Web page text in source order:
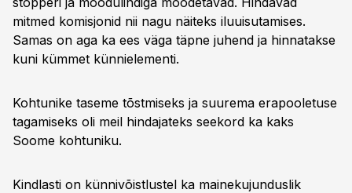
mitmed komisjonid nii nagu näiteks iluuisutamises.
Samas on aga ka ees väga täpne juhend ja hinnatakse
kuni kümmet künnielementi.
Kohtunike taseme tõstmiseks ja suurema erapooletuse
tagamiseks oli meil hindajateks seekord ka kaks
Soome kohtuniku.
Kindlasti on künnivõistlustel ka mainekujunduslik